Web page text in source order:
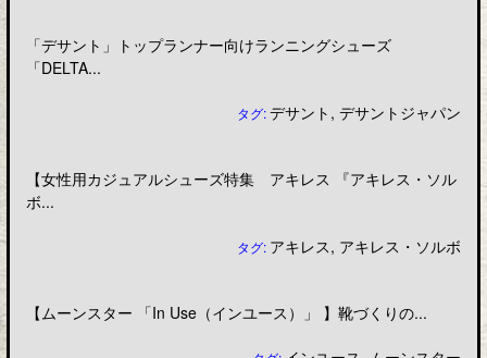
「デサント」トップランナー向けランニングシューズ
「DELTA...
タグ:デサント ,デサントジャパン
【女性用カジュアルシューズ特集 アキレス 『アキレス・ソル
ボ...
タグ: アキレス, アキレス・ソルボ
【ムーンスター 「In Use（インユース）」 】靴づくりの...